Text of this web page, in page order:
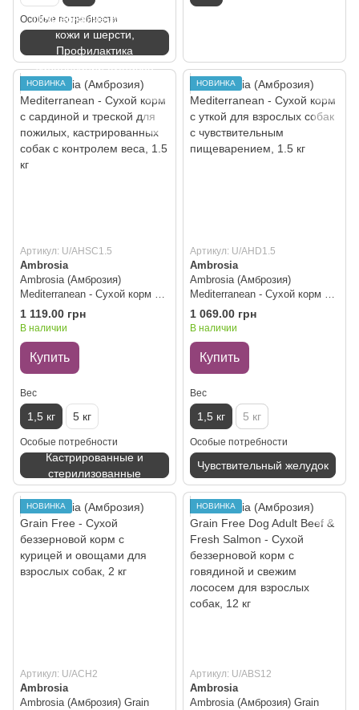
Особые потребности
Поддержание здоровья
кожи и шерсти,
Профилактика
заболеваний суставов
НОВИНКА
Артикул: U/AHSC1.5
Ambrosia
Ambrosia (Амброзия)
Mediterranean - Сухой корм с
сардиной и треской для
пожилых, кастрированных
1 119.00 грн
В наличии
Купить
Вес
1,5 кг 5 кг
Особые потребности
Кастрированные и
стерилизованные
НОВИНКА
Артикул: U/AHD1.5
Ambrosia
Ambrosia (Амброзия)
Mediterranean - Сухой корм с
уткой для взрослых собак с
чувствительным
1 069.00 грн
В наличии
Купить
Вес
1,5 кг 5 кг
Особые потребности
Чувствительный желудок
НОВИНКА
Артикул: U/ACH2
Ambrosia
Ambrosia (Амброзия) Grain
НОВИНКА
Артикул: U/ABS12
Ambrosia
Ambrosia (Амброзия) Grain